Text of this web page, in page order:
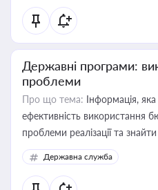
Державні програми:
проблеми
Про що тема: Інформація,
ефективність використання
проблеми реалізації та
Державна служба